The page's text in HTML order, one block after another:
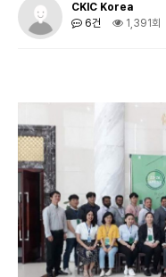
CKIC Korea
6건
1,391회